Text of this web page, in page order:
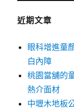
近期文章
眼科增進童
白內障
桃園當舖的
熱介面材
中壢木地板